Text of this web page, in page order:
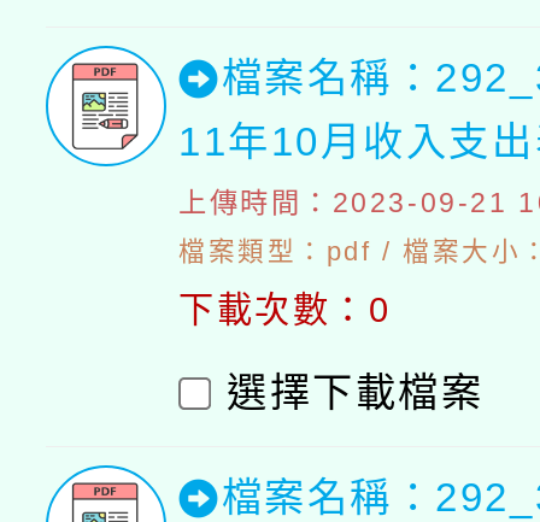
檔案名稱：
11年10月收入支
上傳時間：2023-09-21
檔案類型：pdf / 檔案大小
下載次數：0
選擇下載檔案
檔案名稱：